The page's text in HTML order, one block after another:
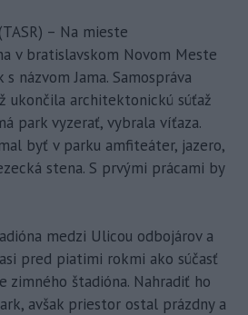
– Na mieste
v bratislavskom Novom Meste
názvom Jama. Samospráva
ukončila architektonickú súťaž
park vyzerať, vybrala víťaza.
byť v parku amfiteáter, jazero,
stena. S prvými prácami by
medzi Ulicou odbojárov a
pred piatimi rokmi ako súčasť
zimného štadióna. Nahradiť ho
avšak priestor ostal prázdny a